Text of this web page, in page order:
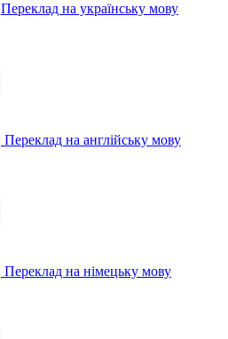
Переклад на українську мову
Переклад на англійську мову
Переклад на німецьку мову